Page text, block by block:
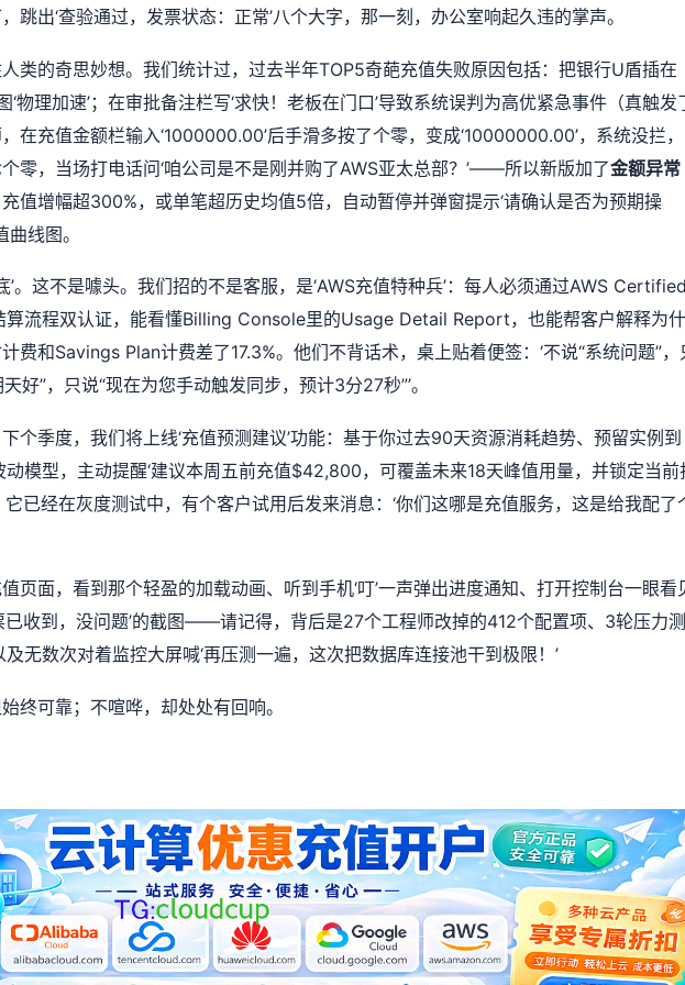
出‘查验通过，发票状态：正常’八个大字，那一刻，办公室响起久违的掌声。
类的奇思妙想。我们统计过，过去半年TOP5奇葩充值失败原因包括：把银行U盾插在
物理加速’；在审批备注栏写‘求快！老板在门口’导致系统误判为高优紧急事件（真触发
在充值金额栏输入‘1000000.00’后手滑多按了个零，变成‘10000000.00’，系统没拦，
零，当场打电话问‘咱公司是不是刚并购了AWS亚太总部？’——所以新版加了金额异常
值增幅超300%，或单笔超历史均值5倍，自动暂停并弹窗提示‘请确认是否为预期操
线图。
’。这不是噱头。我们招的不是客服，是‘AWS充值特种兵’：每人必须通过AWS Certified
流程双认证，能看懂Billing Console里的Usage Detail Report，也能帮客户解释为什
费和Savings Plan计费差了17.3%。他们不背话术，桌上贴着便签：‘不说“系统问题”，
好”，只说“现在为您手动触发同步，预计3分27秒”’。
个季度，我们将上线‘充值预测建议’功能：基于你过去90天资源消耗趋势、预留实例到
模型，主动提醒‘建议本周五前充值$42,800，可覆盖未来18天峰值用量，并锁定当前
它已经在灰度测试中，有个客户试用后发来消息：‘你们这哪是充值服务，这是给我配了
页面，看到那个轻盈的加载动画、听到手机‘叮’一声弹出进度通知、打开控制台一眼看
已收到，没问题’的截图——请记得，背后是27个工程师改掉的412个配置项、3轮压力测
无数次对着监控大屏喊‘再压测一遍，这次把数据库连接池干到极限！’
终可靠；不喧哗，却处处有回响。